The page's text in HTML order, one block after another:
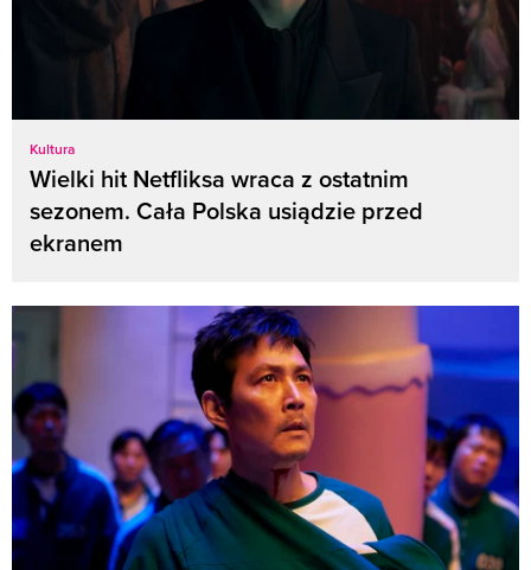
Kultura
Wielki hit Netfliksa wraca z ostatnim
sezonem. Cała Polska usiądzie przed
ekranem